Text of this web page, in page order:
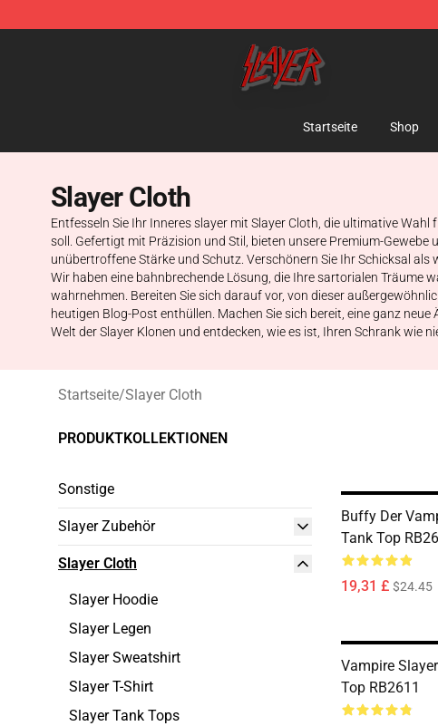
Slayer Store - Official Slayer Merchandise Shop
Startseite Shop
Slayer Cloth
Entfesseln Sie Ihr Inneres slayer mit Slayer Cloth, die ultimative
soll. Gefertigt mit Präzision und Stil, bieten unsere Premium-
unübertroffene Stärke und Schutz. Verschönern Sie Ihr Schicksal
Wir haben eine bahnbrechende Lösung, die Ihre sartorialen Träume
wahrnehmen. Bereiten Sie sich darauf vor, von dieser
heutigen Blog-Post enthüllen. Machen Sie sich bereit, eine ganz
Welt der Slayer Klonen und entdecken, wie es ist, Ihren Schrank wie
Startseite/Slayer Cloth
PRODUKTKOLLEKTIONEN
Sonstige
Slayer Zubehör
Slayer Cloth
Slayer Hoodie
Slayer Legen
Slayer Sweatshirt
Slayer T-Shirt
Slayer Tank Tops
Buffy Der
Tank Top
19,31 £ $24.45
Vampire
Top RB2611